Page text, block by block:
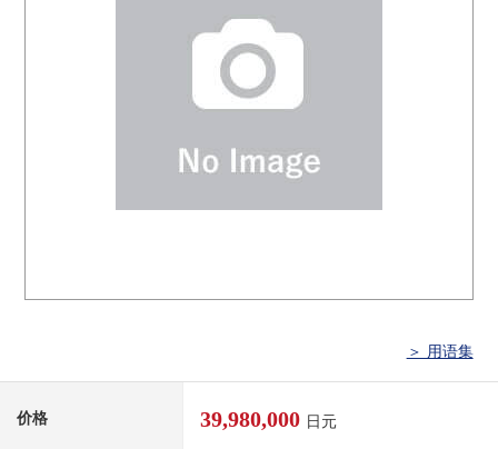
＞ 用语集
价格 39,980,000 日元